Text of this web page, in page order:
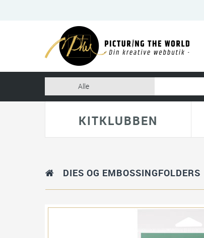
KITKLUBBEN
DIES OG EMBOSSINGFOLDERS